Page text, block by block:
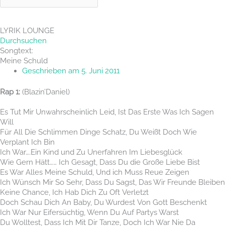
LYRIK LOUNGE
Durchsuchen
Songtext:
Meine Schuld
Geschrieben am 5. Juni 2011
Rap 1: (Blazin’Daniel)
Es Tut Mir Unwahrscheinlich Leid, Ist Das Erste Was Ich Sagen
Will
Für All Die Schlimmen Dinge Schatz, Du Weißt Doch Wie
Verplant Ich Bin
Ich War….Ein Kind und Zu Unerfahren Im Liebesglück
Wie Gern Hätt…… Ich Gesagt, Dass Du die Große Liebe Bist
Es War Alles Meine Schuld, Und ich Muss Reue Zeigen
Ich Wünsch Mir So Sehr, Dass Du Sagst, Das Wir Freunde Bleiben
Keine Chance, Ich Hab Dich Zu Oft Verletzt
Doch Schau Dich An Baby, Du Wurdest Von Gott Beschenkt
Ich War Nur Eifersüchtig, Wenn Du Auf Partys Warst
Du Wolltest, Dass Ich Mit Dir Tanze, Doch Ich War Nie Da